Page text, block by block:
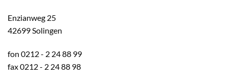
Enzianweg 25
42699 Solingen
fon 0212 - 2 24 88 99
fax 0212 - 2 24 88 98